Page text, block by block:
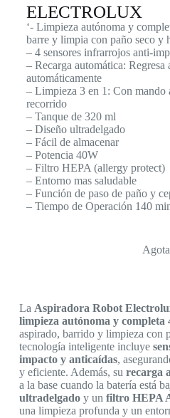
ELECTROLUX
‘- Limpieza autónoma y
barre y limpia con paño seco y
– 4 sensores infrarrojos anti-
– Recarga automática: Regresa
automáticamente
– Limpieza 3 en 1: Con mando
recorrido
– Tanque de 320 ml
– Diseño ultradelgado
– Fácil de almacenar
– Potencia 40W
– Filtro HEPA (allergy protect)
– Entorno mas saludable
– Función de paso de paño y
– Tiempo de Operación 140
La Aspiradora Robot
limpieza autónoma y completa
aspirado, barrido y limpieza con
tecnología inteligente incluye
impacto y anticaídas,
y eficiente. Además, su recarga
a la base cuando la batería está
ultradelgadoy un filtro HEPA
una limpieza profunda y un